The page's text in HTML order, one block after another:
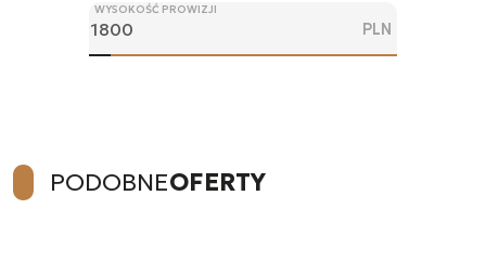
WYSOKOŚĆ PROWIZJI
PLN
PODOBNEOFERTY